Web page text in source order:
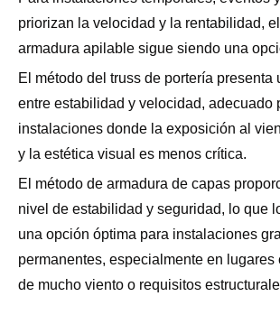
priorizan la velocidad y la rentabilidad,
armadura apilable sigue siendo una
El método del truss de portería presenta
entre estabilidad y velocidad, adecuado
instalaciones donde la exposición al
y la estética visual es menos crítica.
El método de armadura de capas
nivel de estabilidad y seguridad, lo que
una opción óptima para instalaciones
permanentes, especialmente en
de mucho viento o requisitos